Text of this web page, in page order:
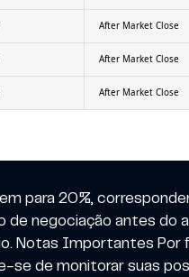
After Market Close
After Market Close
After Market Close
para 20%,
negociação antes do
Notas Importantes Por
de monitorar suas